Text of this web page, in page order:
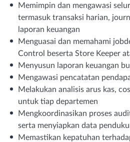
Memimpin dan mengawasi
termasuk transaksi harian,
laporan keuangan
Menguasai dan memahami
Control beserta Store Keeper
Menyusun laporan keuangan
Mengawasi pencatatan
Melakukan analisis arus kas,
untuk tiap departemen
Mengkoordinasikan proses
serta menyiapkan data
Memastikan kepatuhan